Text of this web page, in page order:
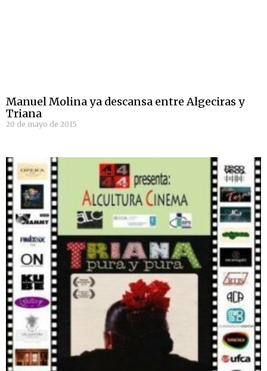
Manuel Molina ya descansa entre Algeciras y
Triana
20 de mayo de 2015